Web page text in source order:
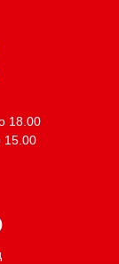
18.00
15.00